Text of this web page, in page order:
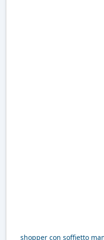
shopper con soffietto